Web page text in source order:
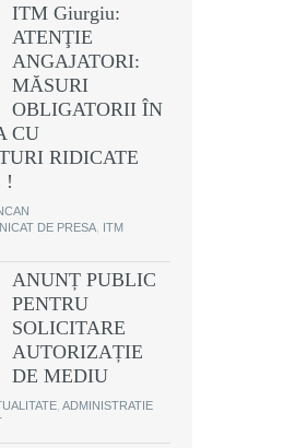
ITM Giurgiu:
ATENŢIE
ANGAJATORI:
MĂSURI
OBLIGATORII ÎN
CU
RIDICATE
!
DE PRESA ITM
ANUNȚ PUBLIC
PENTRU
SOLICITARE
AUTORIZAȚIE
DE MEDIU
ADMINISTRATIE